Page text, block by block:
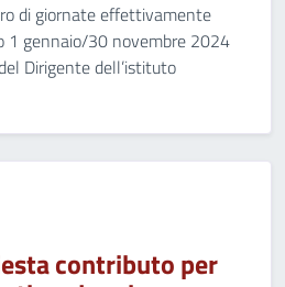
di giornate effettivamente
1 gennaio/30 novembre 2024
Dirigente dell’istituto
contributo per